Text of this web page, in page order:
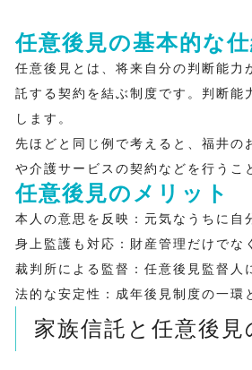
任意後見の基本的な
任意後見とは、将来自分の判断能
託する契約を結ぶ制度です。判断能
します。
先ほどと同じ例で考えると、福井の
や介護サービスの契約などを行うこ
任意後見のメリット
本人の意思を反映 ：元気なうちに
身上監護も対応 ：財産管理だけで
裁判所による監督 ：任意後見監督
法的な安定性 ：成年後見制度の一
家族信託と任意後見